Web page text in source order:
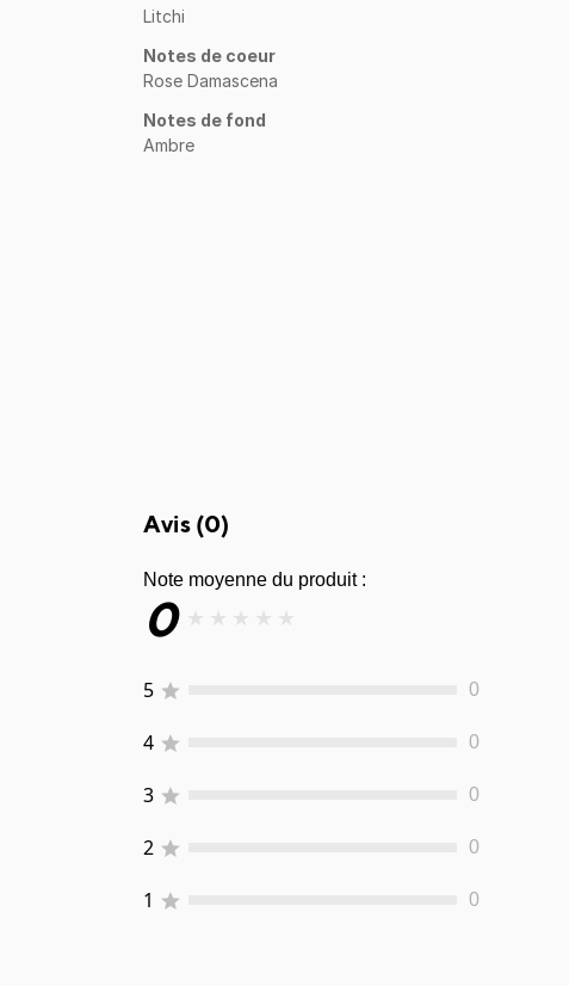
Litchi
Notes de coeur
Rose Damascena
Notes de fond
Ambre
Avis (0)
Note moyenne du produit :
0 ★ ★ ★ ★ ★
5 0
4 0
3 0
2 0
1
0